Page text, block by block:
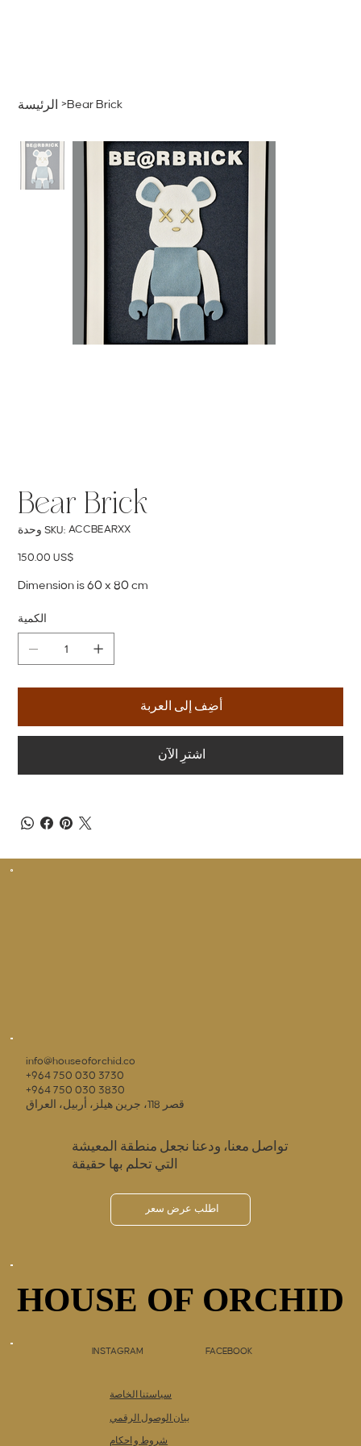
الرئيسة >Bear Brick
Bear Brick
وحدة SKU: SKU
ACCBEARXX
ACCBEARXX
السعر ‏150.00 US$
Dimension is 60 x 80 cm
الكمية
أضِف إلى العربة
اشترِ الآن
info@houseoforchid.co
+964 750 030 3730
+964 750 030 3830
قصر 118، جرين هيلز، أربيل، العراق
تواصل معنا، ودعنا نجعل منطقة المعيشة
التي تحلم بها حقيقة
اطلب عرض سعر
HOUSE OF ORCHID
HOUSE OF ORCHID
INSTAGRAM FACEBOOK
سياستنا الخاصة
شروط و احكام
بيان الوصول الرقمي